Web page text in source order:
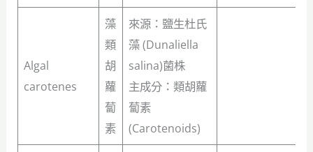
Algal
carotenes
藻
類
胡
蘿
蔔
素
來源：鹽生杜氏
藻 (Dunaliella
salina)菌株
主成分：類胡蘿
蔔素
(Carotenoids)